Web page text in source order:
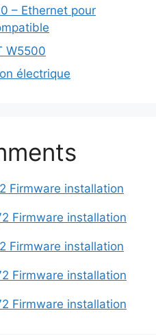
– Ethernet pour
W5500
électrique
Firmware installation
Firmware installation
Firmware installation
Firmware installation
Firmware installation